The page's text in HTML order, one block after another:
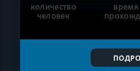
количество
человек
время